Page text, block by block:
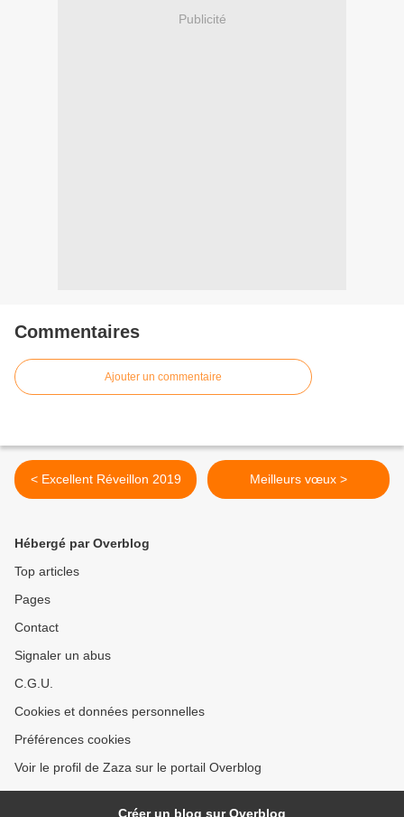
Publicité
Commentaires
Ajouter un commentaire
< Excellent Réveillon 2019 Meilleurs vœux >
Hébergé par Overblog
Top articles
Pages
Contact
Signaler un abus
C.G.U.
Cookies et données personnelles
Préférences cookies
Voir le profil de Zaza sur le portail Overblog
Créer un blog sur Overblog